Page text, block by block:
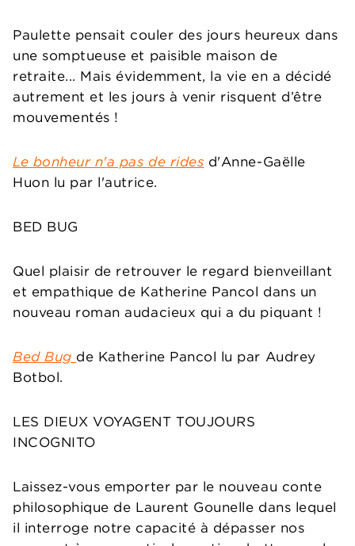
Paulette pensait couler des jours heureux dans
une somptueuse et paisible maison de
retraite... Mais évidemment, la vie en a décidé
autrement et les jours à venir risquent d’être
mouvementés !
Le bonheur n'a pas de rides d'Anne-Gaëlle
Huon lu par l'autrice.
BED BUG
Quel plaisir de retrouver le regard bienveillant
et empathique de Katherine Pancol dans un
nouveau roman audacieux qui a du piquant !
Bed Bug de Katherine Pancol lu par Audrey
Botbol.
LES DIEUX VOYAGENT TOUJOURS
INCOGNITO
Laissez-vous emporter par le nouveau conte
philosophique de Laurent Gounelle dans lequel
il interroge notre capacité à dépasser nos